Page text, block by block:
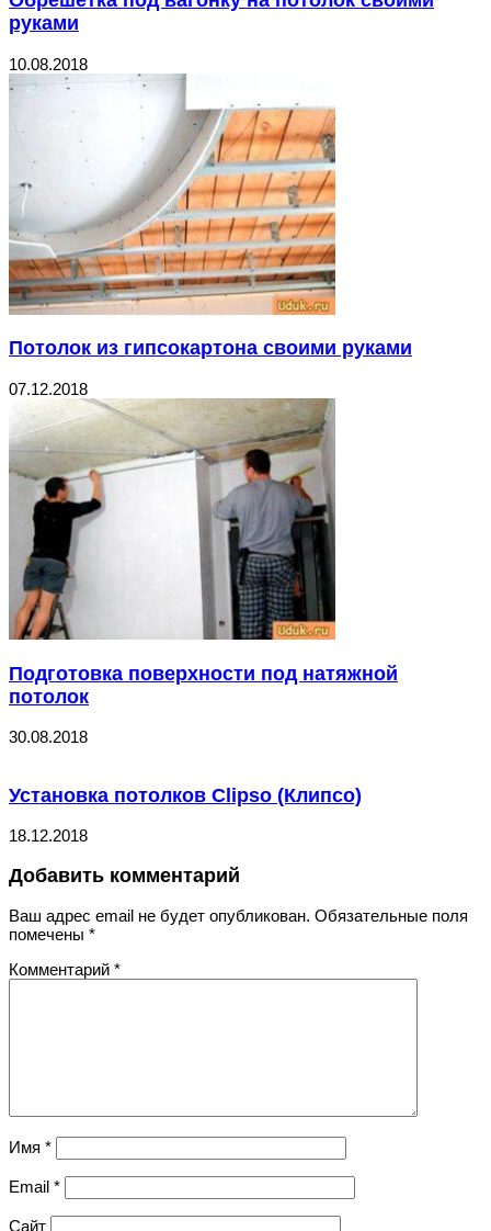
руками
10.08.2018
Потолок из гипсокартона своими руками
07.12.2018
Подготовка поверхности под натяжной
потолок
30.08.2018
Установка потолков Clipso (Клипсо)
18.12.2018
Добавить комментарий
Ваш адрес email не будет опубликован. Обязательные поля
помечены *
Комментарий *
Имя *
Email *
Сайт